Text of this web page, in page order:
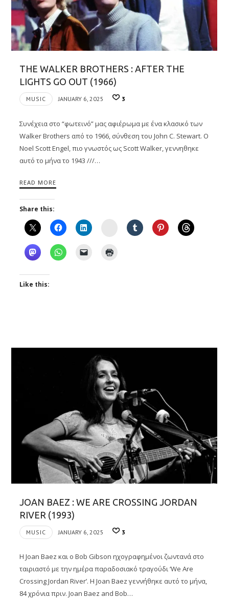
THE WALKER BROTHERS : AFTER THE
LIGHTS GO OUT (1966)
MUSIC JANUARY 6, 2025 3
Συνέχεια στο “φωτεινό” μας αφιέρωμα με ένα κλασικό των
Walker Brothers από το 1966, σύνθεση του John C. Stewart. Ο
Noel Scott Engel, πιο γνωστός ως Scott Walker, γεννηθηκε
αυτό το μήνα το 1943 ///…
READ MORE
Share this:
Instagram
Like this:
JOAN BAEZ : WE ARE CROSSING JORDAN
RIVER (1993)
MUSIC JANUARY 6, 2025 3
Η Joan Baez και ο Bob Gibson ηχογραφημένοι ζωντανά στο
ταιριαστό με την ημέρα παραδοσιακό τραγούδι ‘We Are
Crossing Jordan River’. Η Joan Baez γεννήθηκε αυτό το μήνα,
84 χρόνια πριν. Joan Baez and Bob…